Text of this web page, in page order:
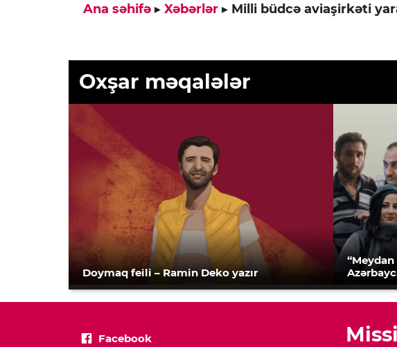
Ana səhifə ▸ Xəbərlər ▸ Milli büdcə aviaşirkəti
Oxşar məqalələr
Doymaq feili – Ramin Deko yazır
Facebook